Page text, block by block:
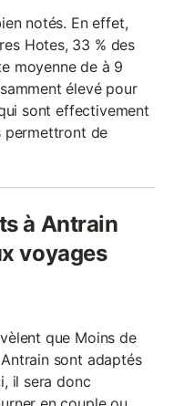
notés. En effet,
Hotes, 33 % des
moyenne de à 9
élevé pour
sont effectivement
permettront de
à Antrain
voyages
que Moins de
sont adaptés
il sera donc